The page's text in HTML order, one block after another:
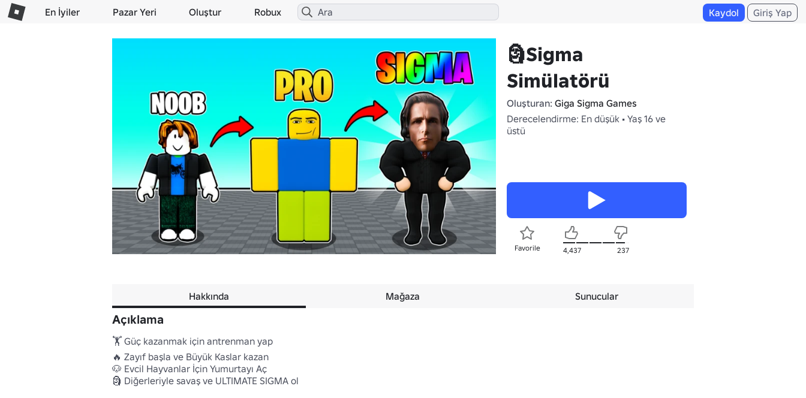
En İyiler Pazar Yeri Oluştur Robux Kaydol Giriş Yap
🗿Sigma
Simülatörü
Oluşturan: Giga Sigma Games
Derecelendirme: En düşük • Yaş 16 ve
üstü
Favorile 4,437 237
Hakkında Mağaza Sunucular
Açıklama
🏋️ Güç kazanmak için antrenman yap
🔥 Zayıf başla ve Büyük Kaslar kazan
🐶 Evcil Hayvanlar İçin Yumurtayı Aç
🗿 Diğerleriyle savaş ve ULTIMATE SIGMA ol